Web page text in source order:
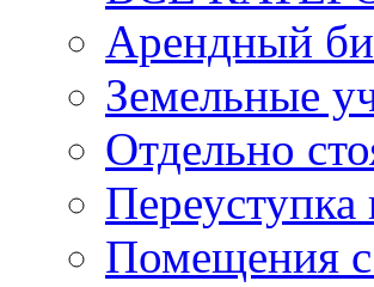
Арендный
Земельные
Отдельно
Помещения с